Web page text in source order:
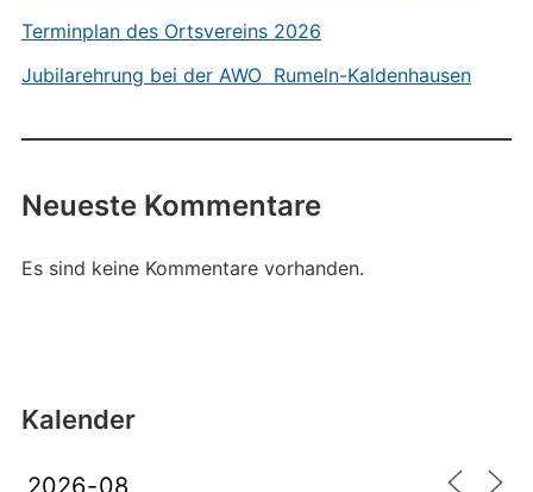
Terminplan des Ortsvereins 2026
Jubilarehrung bei der AWO Rumeln-Kaldenhausen
Neueste Kommentare
Es sind keine Kommentare vorhanden.
Kalender